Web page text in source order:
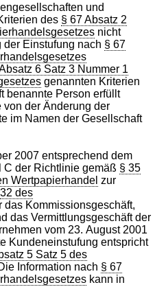
und
des § 67 Absatz 2
nicht
der Einstufung nach § 67
6 Satz 3 Nummer 1
genannten Kriterien
benannte Person erfüllt
von der Änderung der
im Namen der Gesellschaft
2007 entsprechend dem
C der Richtlinie gemäß § 35
Wertpapierhandel zur
32 des
das Kommissionsgeschäft,
das Vermittlungsgeschäft der
vom 23. August 2001
Kundeneinstufung entspricht
5 Satz 5 des
Information nach § 67
kann in